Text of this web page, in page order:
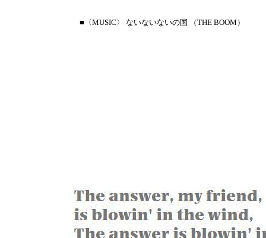
■〈MUSIC〉 ないないないの国 （THE BOOM）